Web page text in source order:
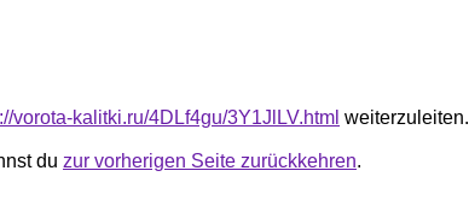
vorota-kalitki.ru/4DLf4gu/3Y1JlLV.html weiterzuleiten.
du zur vorherigen Seite zurückkehren.